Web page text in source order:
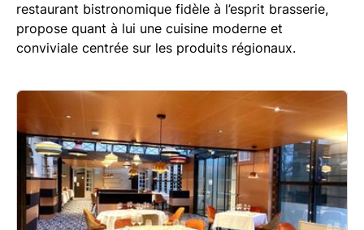
restaurant bistronomique fidèle à l’esprit brasserie,
propose quant à lui une cuisine moderne et
conviviale centrée sur les produits régionaux.